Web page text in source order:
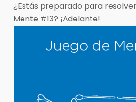
¿Estás preparado para
Mente #13? ¡Adelante!